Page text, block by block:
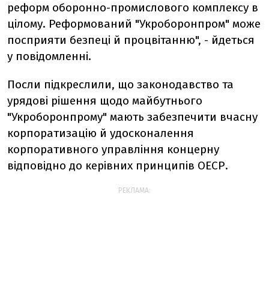
реформ оборонно-промислового комплексу в
цілому. Реформований "Укроборонпром" може
посприяти безпеці й процвітанню", - йдеться
у повідомленні.
Посли підкреслили, що законодавство та
урядові рішення щодо майбутнього
"Укроборонпрому" мають забезпечити вчасну
корпоратизацію й удосконалення
корпоративного управління концерну
відповідно до керівних принципів ОЕСР.
РЕКЛАМА: